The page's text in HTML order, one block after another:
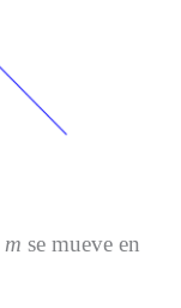
m se mueve en